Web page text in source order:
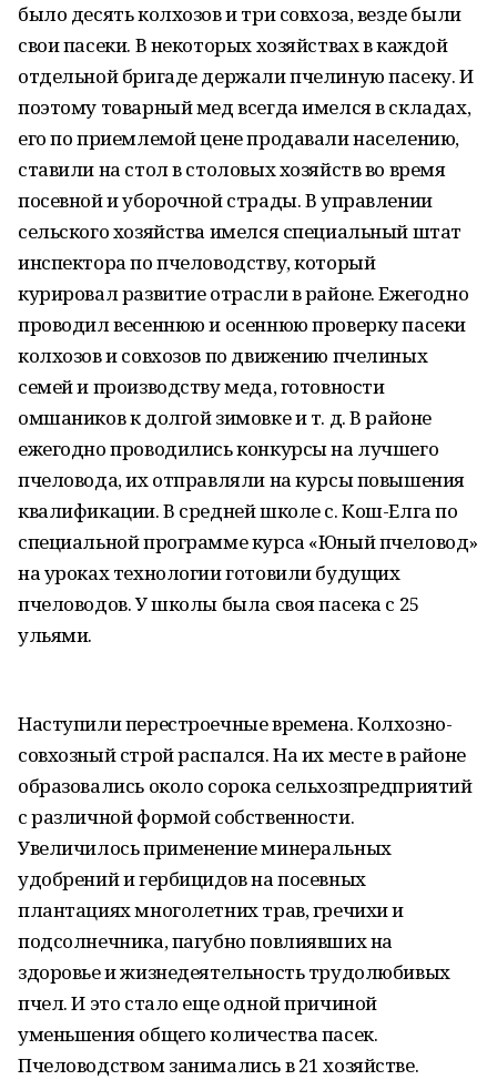
было десять колхозов и три совхоза, везде были
свои пасеки. В некоторых хозяйствах в каждой
отдельной бригаде держали пчелиную пасеку. И
поэтому товарный мед всегда имелся в складах,
его по приемлемой цене продавали населению,
ставили на стол в столовых хозяйств во время
посевной и уборочной страды. В управлении
сельского хозяйства имелся специальный штат
инспектора по пчеловодству, который
курировал развитие отрасли в районе. Ежегодно
проводил весеннюю и осеннюю проверку пасеки
колхозов и совхозов по движению пчелиных
семей и производству меда, готовности
омшаников к долгой зимовке и т. д. В районе
ежегодно проводились конкурсы на лучшего
пчеловода, их отправляли на курсы повышения
квалификации. В средней школе с. Кош-Елга по
специальной программе курса «Юный пчеловод»
на уроках технологии готовили будущих
пчеловодов. У школы была своя пасека с 25
ульями.
Наступили перестроечные времена. Колхозно-
совхозный строй распался. На их месте в районе
образовались около сорока сельхозпредприятий
с различной формой собственности.
Увеличилось применение минеральных
удобрений и гербицидов на посевных
плантациях многолетних трав, гречихи и
подсолнечника, пагубно повлиявших на
здоровье и жизнедеятельность трудолюбивых
пчел. И это стало еще одной причиной
уменьшения общего количества пасек.
Пчеловодством занимались в 21 хозяйстве.